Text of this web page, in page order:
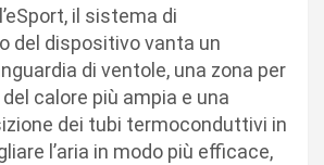
il sistema di
del dispositivo vanta un
di ventole, una zona per
calore più ampia e una
dei tubi termoconduttivi in
l’aria in modo più efficace,